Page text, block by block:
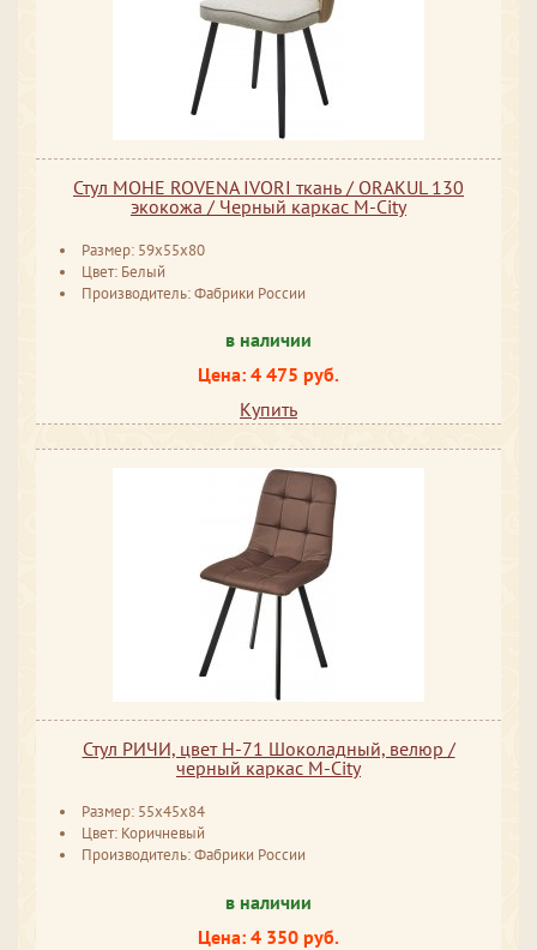
Стул МОНЕ ROVENA IVORI ткань / ORAKUL 130
экокожа / Черный каркас M-City
Размер: 59x55x80
Цвет: Белый
Производитель: Фабрики России
в наличии
Цена: 4 475 руб.
Купить
Стул РИЧИ, цвет H-71 Шоколадный, велюр /
черный каркас М-City
Размер: 55x45x84
Цвет: Коричневый
Производитель: Фабрики России
в наличии
Цена: 4 350 руб.